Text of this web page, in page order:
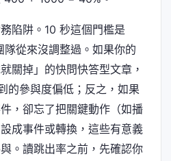
陷阱。10 秒這個門檻是
從來沒調整過。如果你的
關掉」的快問快答型文章，
的參與度偏低；反之，如果
，卻忘了把關鍵動作（如播
成事件或轉換，這些有意義
。讀跳出率之前，先確認你